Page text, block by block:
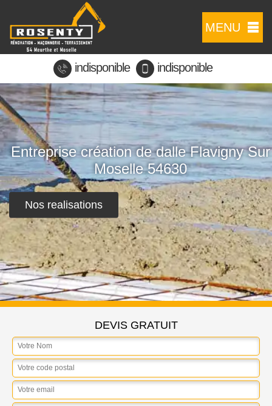
MENU
indisponible indisponible
Entreprise création de dalle Flavigny Sur
Moselle 54630
Nos realisations
DEVIS GRATUIT